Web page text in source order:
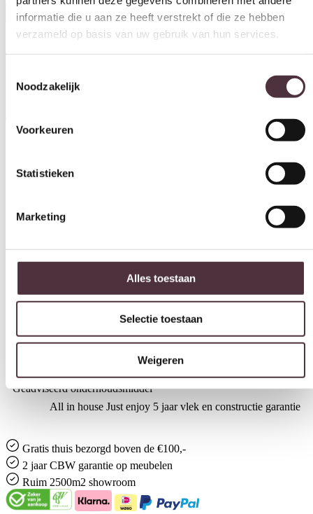
Toestemmingsselectie
Noodzakelijk
Voorkeuren
Statistieken
Marketing
In winkelwagen
Specificaties
Materiaal
Kleur
Breedte (cm)
Diepte (cm)
Hoogte (cm)
Gemonteerd geleverd
Geadviseerd onderhoudsmiddel
All in house Just enjoy 5 jaar vlek en constructie garantie
Gratis thuis bezorgd boven de €100,-
2 jaar CBW garantie op meubelen
Ruim 2500m2 showroom